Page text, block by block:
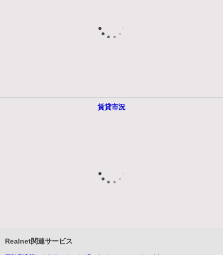
賃貸市況
Realnet関連サービス